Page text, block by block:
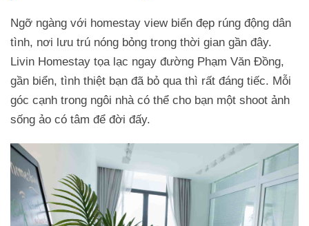
Ngỡ ngàng với homestay view biển đẹp rúng động dân
tình, nơi lưu trú nóng bỏng trong thời gian gần đây.
Livin Homestay tọa lạc ngay đường Phạm Văn Đồng,
gần biển, tình thiệt bạn đã bỏ qua thì rất đáng tiếc. Mỗi
góc cạnh trong ngôi nhà có thể cho bạn một shoot ảnh
sống ảo có tâm để đời đấy.